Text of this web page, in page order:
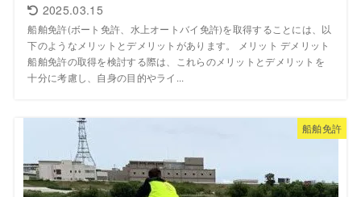
2025.03.15
船舶免許(ボート免許、水上オートバイ免許)を取得することには、以
下のようなメリットとデメリットがあります。 メリット デメリット
船舶免許の取得を検討する際は、これらのメリットとデメリットを
十分に考慮し、自身の目的やライ...
船舶免許